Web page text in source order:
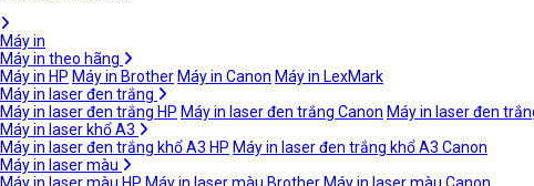
Máy in
Máy in theo hãng
Máy in HP Máy in Brother Máy in Canon Máy in LexMark
Máy in laser đen trắng
Máy in laser đen trắng HP Máy in laser đen trắng Canon Máy in laser đen
Máy in laser khổ A3
Máy in laser đen trắng khổ A3 HP Máy in laser đen trắng khổ A3 Canon
Máy in laser màu